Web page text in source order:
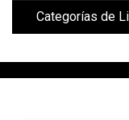
Categorías de